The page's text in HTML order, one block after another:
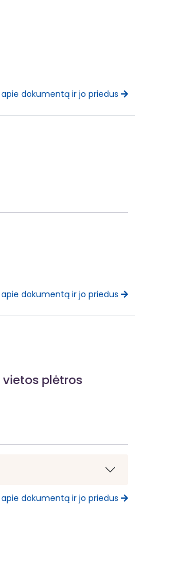
dokumentą ir jo priedus
dokumentą ir jo priedus
plėtros
dokumentą ir jo priedus